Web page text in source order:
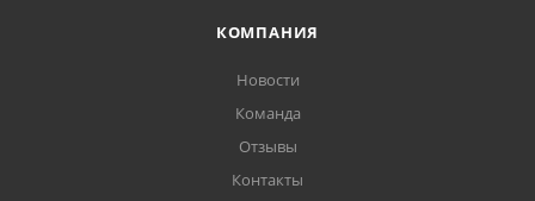
КОМПАНИЯ
Новости
Команда
Отзывы
Контакты